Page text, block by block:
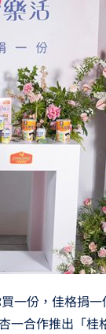
一份，佳格捐一
一合作推出「桂